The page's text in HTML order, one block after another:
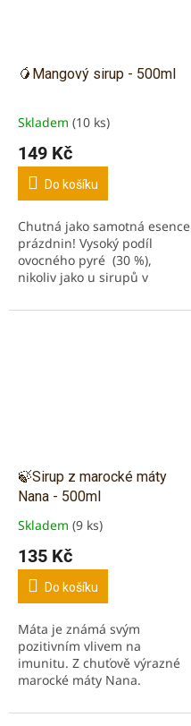
🥭Mangový sirup - 500ml
Průměrné
produktu
5,0
5
hvězdiček.
Skladem (10 ks)
149 Kč
Do košíku
Chutná jako samotná esence
prázdnin! Vysoký podíl
ovocného pyré (30 %),
nikoliv jako u sirupů v
mangovníku obsahují velké
🍃Sirup z marocké máty
Nana - 500ml
Průměrné
produktu
5,0
5
hvězdiček.
Skladem (9 ks)
135 Kč
Do košíku
Máta je známá svým
pozitivním vlivem na
imunitu. Z chuťově výrazné
marocké máty Nana.
trávící soustavy, působí proti